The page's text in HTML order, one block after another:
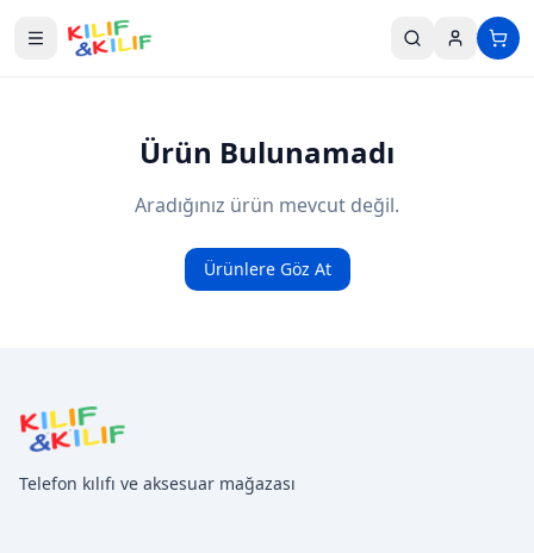
Ürün Bulunamadı
Aradığınız ürün mevcut değil.
Ürünlere Göz At
Telefon kılıfı ve aksesuar mağazası